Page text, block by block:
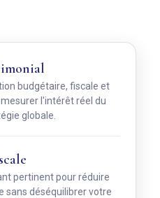
budgétaire, fiscale et
l'intérêt réel du
globale.
pertinentpour réduire
sans déséquilibrer votre